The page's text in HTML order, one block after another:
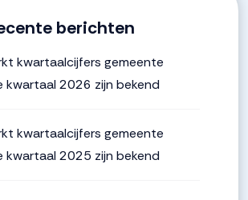
berichten
kwartaalcijfers gemeente
kwartaal 2026 zijn bekend
kwartaalcijfers gemeente
kwartaal 2025 zijn bekend